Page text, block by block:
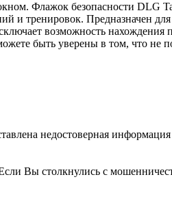
Флажок безопасности DLG
и тренировок. Предназначен для
возможность нахождения
быть уверены в том, что не
недостоверная
Вы столкнулись с